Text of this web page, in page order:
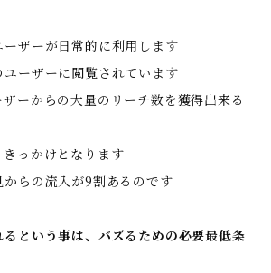
ザーが日常的に利用します
ーザーに閲覧されています
ーからの大量のリーチ数を獲得出来る
っかけとなります
らの流入が9割あるのです
という事は、バズるための必要最低条